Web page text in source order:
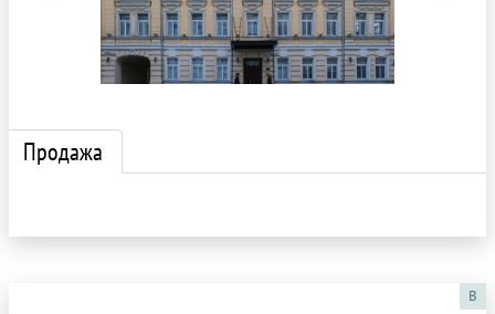
Продажа
B